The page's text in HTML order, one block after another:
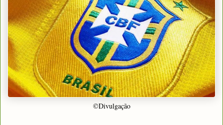
©Divulgação